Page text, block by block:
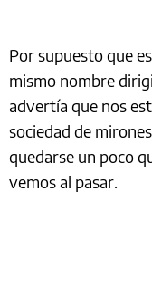
Por supuesto que
mismo nombre
advertía que nos
sociedad de
quedarse un poco
vemos al pasar.